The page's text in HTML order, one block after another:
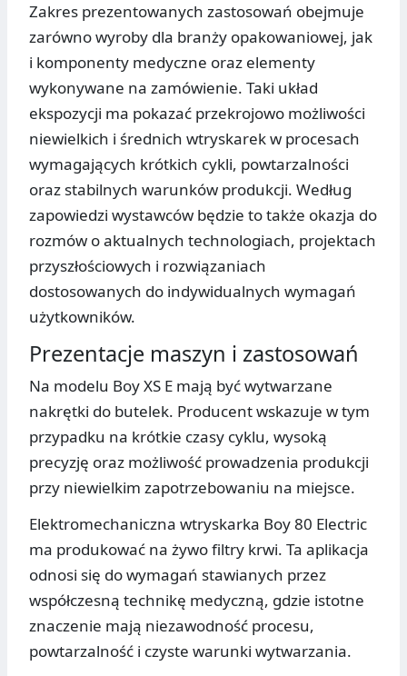
Zakres prezentowanych zastosowań obejmuje
zarówno wyroby dla branży opakowaniowej, jak
i komponenty medyczne oraz elementy
wykonywane na zamówienie. Taki układ
ekspozycji ma pokazać przekrojowo możliwości
niewielkich i średnich wtryskarek w procesach
wymagających krótkich cykli, powtarzalności
oraz stabilnych warunków produkcji. Według
zapowiedzi wystawców będzie to także okazja do
rozmów o aktualnych technologiach, projektach
przyszłościowych i rozwiązaniach
dostosowanych do indywidualnych wymagań
użytkowników.
Prezentacje maszyn i zastosowań
Na modelu Boy XS E mają być wytwarzane
nakrętki do butelek. Producent wskazuje w tym
przypadku na krótkie czasy cyklu, wysoką
precyzję oraz możliwość prowadzenia produkcji
przy niewielkim zapotrzebowaniu na miejsce.
Elektromechaniczna wtryskarka Boy 80 Electric
ma produkować na żywo filtry krwi. Ta aplikacja
odnosi się do wymagań stawianych przez
współczesną technikę medyczną, gdzie istotne
znaczenie mają niezawodność procesu,
powtarzalność i czyste warunki wytwarzania.